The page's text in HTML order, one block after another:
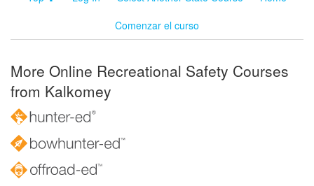
Comenzar el curso
More Online Recreational Safety Courses
from Kalkomey